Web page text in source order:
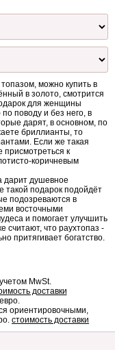
можно купить в
в золото, смотрится
для женщины
поводу и без него, в
дарят, в основном, по
бриллианты, то
Если же такая
присмотреться к
коричневым
дарит душевное
такой подарок подойдёт
подозреваются в
восточными
и помогает улучшить
считают, что раухтопаз -
притягивает богатство.
MwSt.
доставки
ориентировочными,
стоимость доставки